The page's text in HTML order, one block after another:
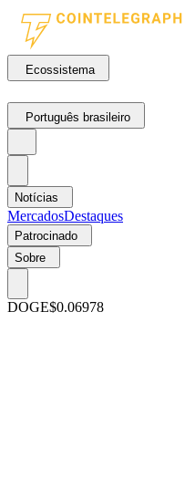
Ecossistema
Português brasileiro
Notícias
MercadosDestaques
Patrocinado
Sobre
DOGE$0.06978